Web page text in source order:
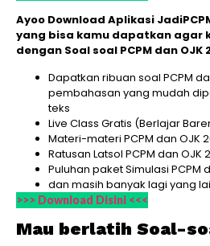
Ayoo Download Aplikasi
yang bisa kamu dapatkan agar
dengan Soal soal PCPM dan OJK
Dapatkan ribuan soal PCPM
pembahasan yang mudah
teks
Live Class Gratis (Berlajar
Materi-materi PCPM dan OJK
Ratusan Latsol PCPM dan OJK
Puluhan paket Simulasi PCPM
dan masih banyak lagi yang
>>> Download Disini <<<
Mau berlatih Soal-